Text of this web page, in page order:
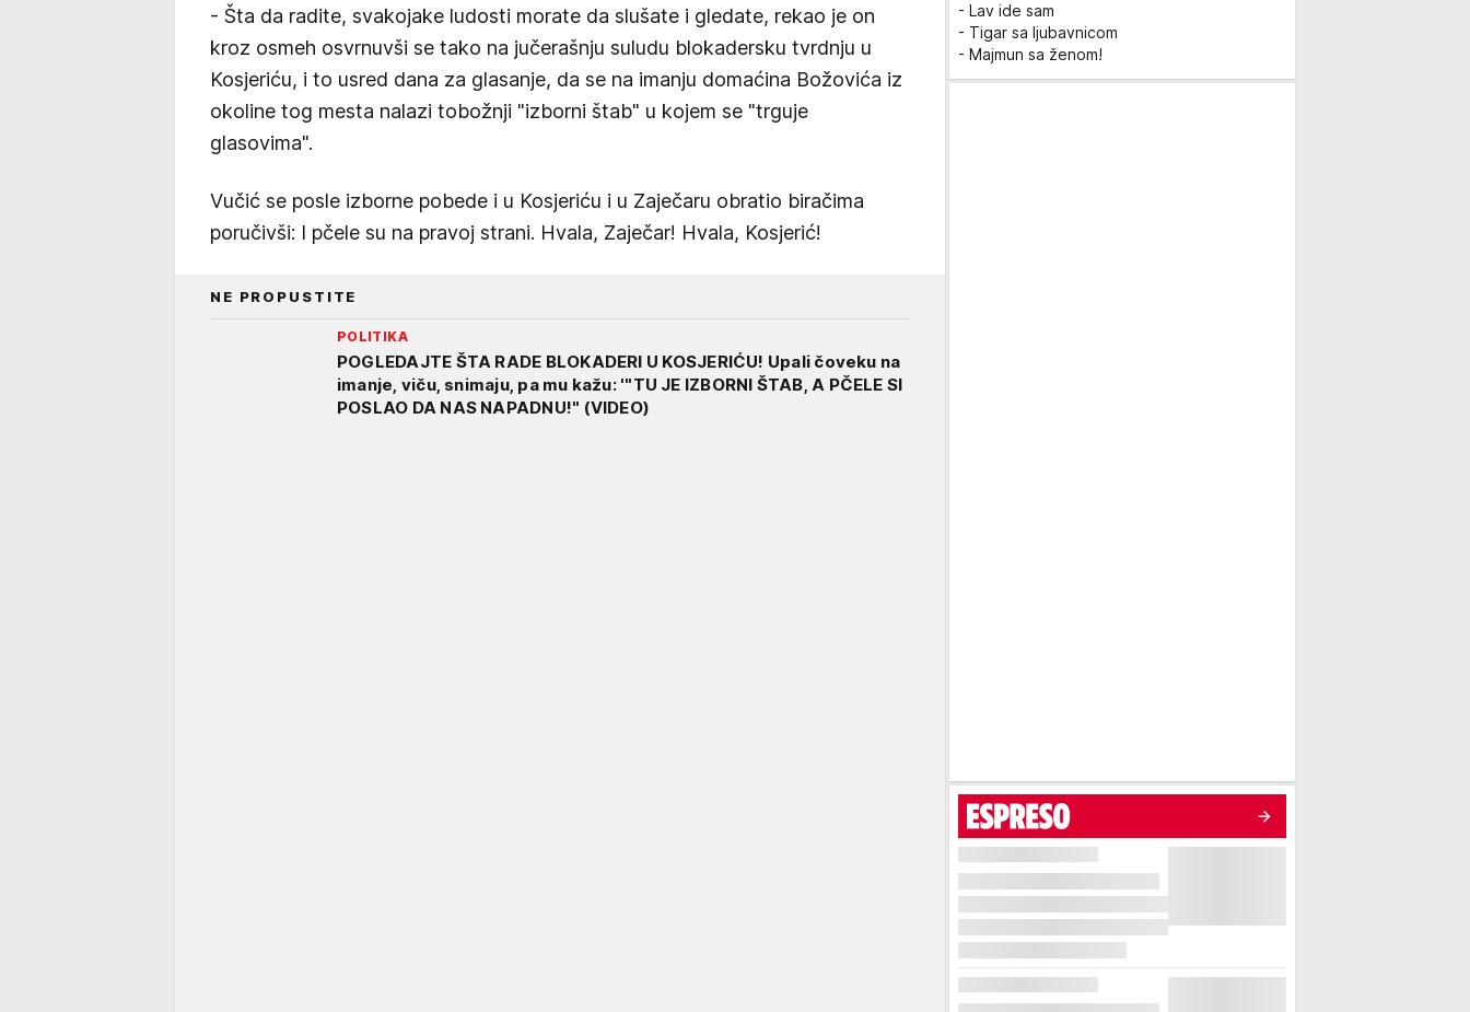
- Šta da radite, svakojake ludosti morate da slušate i gledate, rekao je on
kroz osmeh osvrnuvši se tako na jučerašnju suludu blokadersku tvrdnju u
Kosjeriću, i to usred dana za glasanje, da se na imanju domaćina Božovića iz
okoline tog mesta nalazi tobožnji "izborni štab" u kojem se "trguje
glasovima".
Vučić se posle izborne pobede i u Kosjeriću i u Zaječaru obratio biračima
poručivši: I pčele su na pravoj strani. Hvala, Zaječar! Hvala, Kosjerić!
NE PROPUSTITE
POLITIKA
POGLEDAJTE ŠTA RADE BLOKADERI U KOSJERIĆU! Upali čoveku na
imanje, viču, snimaju, pa mu kažu: '"TU JE IZBORNI ŠTAB, A PČELE SI
POSLAO DA NAS NAPADNU!" (VIDEO)
- Lav ide sam
- Tigar sa ljubavnicom
- Majmun sa ženom!